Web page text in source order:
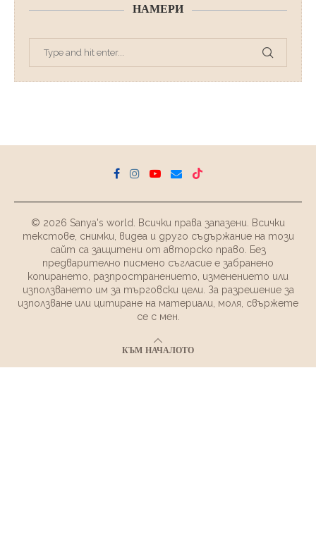
НАМЕРИ
© 2026 Sanya's world. Всички права запазени. Всички
текстове, снимки, видеа и друго съдържание на този
сайт са защитени от авторско право. Без
предварително писмено съгласие е забранено
копирането, разпространението, изменението или
използването им за търговски цели. За разрешение за
използване или цитиране на материали, моля, свържете
се с мен.
КЪМ НАЧАЛОТО